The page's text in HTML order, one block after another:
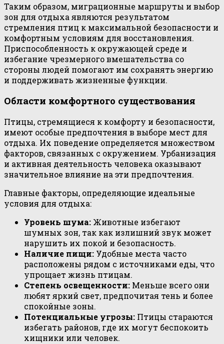
Таким образом, миграционные маршруты и выбор
зон для отдыха являются результатом
стремления птиц к максимальной безопасности и
комфортным условиям для восстановления.
Приспособленность к окружающей среде и
избегание чрезмерного вмешательства со
стороны людей помогают им сохранять энергию
и поддерживать жизненные функции.
Области комфортного существования
Птицы, стремящиеся к комфорту и безопасности,
имеют особые предпочтения в выборе мест для
отдыха. Их поведение определяется множеством
факторов, связанных с окружением. Урбанизация
и активная деятельность человека оказывают
значительное влияние на эти предпочтения.
Главные факторы, определяющие идеальные
условия для отдыха:
Уровень шума: Животные избегают
шумных зон, так как излишний звук может
нарушить их покой и безопасность.
Наличие пищи: Удобные места часто
расположены рядом с источниками еды, что
упрощает жизнь птицам.
Степень освещенности: Меньше всего они
любят яркий свет, предпочитая тень и более
спокойные зоны.
Потенциальные угрозы: Птицы стараются
избегать районов, где их могут беспокоить
хищники или человек.